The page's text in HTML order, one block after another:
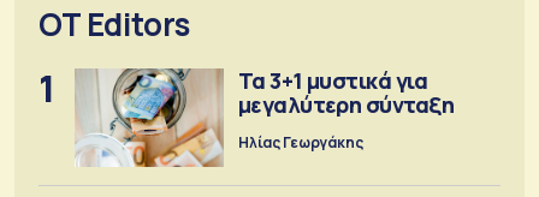
OT Editors
1
Τα 3+1 μυστικά για
μεγαλύτερη σύνταξη
Ηλίας Γεωργάκης